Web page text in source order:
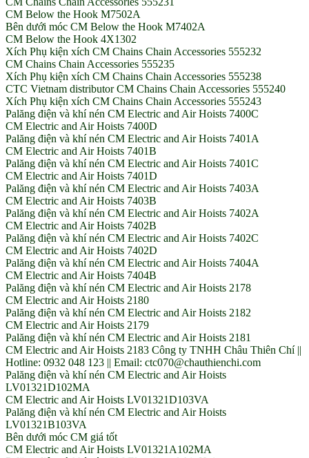
CM Below the Hook M7502A
Bên dưới móc CM Below the Hook M7402A
CM Below the Hook 4X1302
Xích Phụ kiện xích CM Chains Chain Accessories 555232
CM Chains Chain Accessories 555235
Xích Phụ kiện xích CM Chains Chain Accessories 555238
CTC Vietnam distributor CM Chains Chain Accessories 555240
Xích Phụ kiện xích CM Chains Chain Accessories 555243
Palăng điện và khí nén CM Electric and Air Hoists 7400C
CM Electric and Air Hoists 7400D
Palăng điện và khí nén CM Electric and Air Hoists 7401A
CM Electric and Air Hoists 7401B
Palăng điện và khí nén CM Electric and Air Hoists 7401C
CM Electric and Air Hoists 7401D
Palăng điện và khí nén CM Electric and Air Hoists 7403A
CM Electric and Air Hoists 7403B
Palăng điện và khí nén CM Electric and Air Hoists 7402A
CM Electric and Air Hoists 7402B
Palăng điện và khí nén CM Electric and Air Hoists 7402C
CM Electric and Air Hoists 7402D
Palăng điện và khí nén CM Electric and Air Hoists 7404A
CM Electric and Air Hoists 7404B
Palăng điện và khí nén CM Electric and Air Hoists 2178
CM Electric and Air Hoists 2180
Palăng điện và khí nén CM Electric and Air Hoists 2182
CM Electric and Air Hoists 2179
Palăng điện và khí nén CM Electric and Air Hoists 2181
CM Electric and Air Hoists 2183 Công ty TNHH Châu Thiên Chí ||
Hotline: 0932 048 123 || Email: ctc070@chauthienchi.com
Palăng điện và khí nén CM Electric and Air Hoists
LV01321D102MA
CM Electric and Air Hoists LV01321D103VA
Palăng điện và khí nén CM Electric and Air Hoists
LV01321B103VA
Bên dưới móc CM giá tốt
CM Electric and Air Hoists LV01321A102MA